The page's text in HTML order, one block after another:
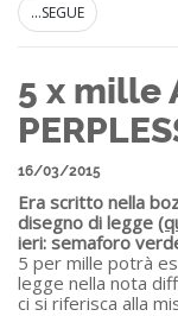
...SEGUE
5 x mille
16/03/2015
Era scritto nella
disegno di legge
ieri: semaforo
5 per mille potrà
legge nella nota
ci si riferisca alla